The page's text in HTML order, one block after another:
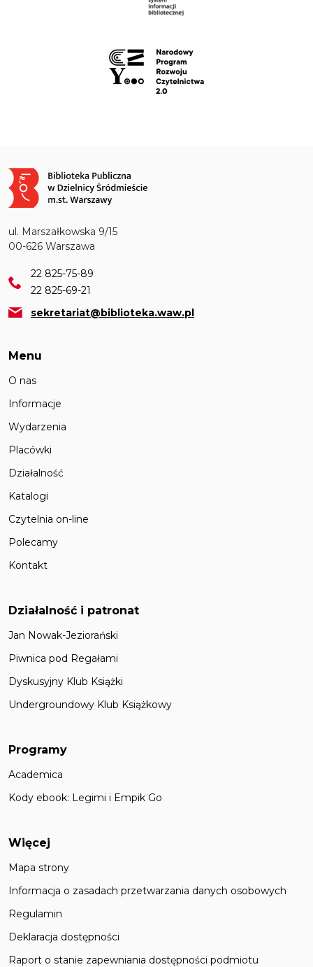
Obraz
ul. Marszałkowska 9/15
00-626 Warszawa
22 825-75-89
22 825-69-21
sekretariat@biblioteka.waw.pl
Menu
O nas
Informacje
Wydarzenia
Placówki
Działalność
Katalogi
Czytelnia on-line
Polecamy
Kontakt
Działalność i patronat
Jan Nowak-Jeziorański
Piwnica pod Regałami
Dyskusyjny Klub Książki
Undergroundowy Klub Książkowy
Programy
Academica
Kody ebook: Legimi i Empik Go
Więcej
Mapa strony
Informacja o zasadach przetwarzania danych osobowych
Regulamin
Deklaracja dostępności
Raport o stanie zapewniania dostępności podmiotu